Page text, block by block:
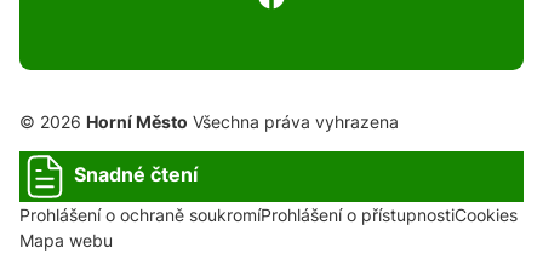
© 2026 Horní Město Všechna práva vyhrazena
Snadné čtení
Prohlášení o ochraně soukromíProhlášení o přístupnostiCookies
Mapa webu